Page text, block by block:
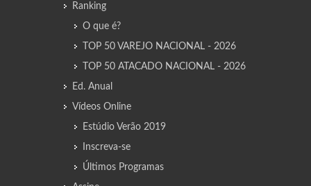
Ranking
O que é?
TOP 50 VAREJO NACIONAL - 2026
TOP 50 ATACADO NACIONAL - 2026
Ed. Anual
Vídeos Online
Estúdio Verão 2019
Inscreva-se
Últimos Programas